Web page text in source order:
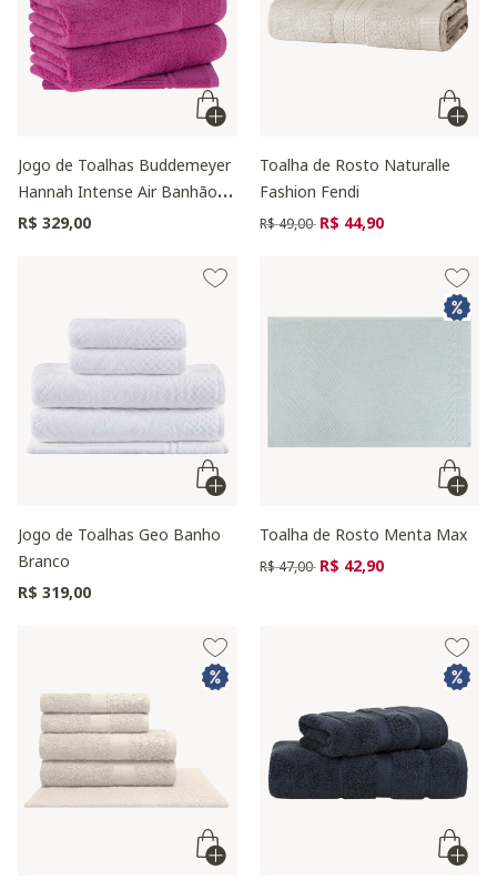
Jogo de Toalhas Buddemeyer
Hannah Intense Air Banhão
Rosa 5 peças
R$ 329,00
Toalha de Rosto Naturalle
Fashion Fendi
Preço reduzido de
R$ 49,00 para
R$ 44,90
Jogo de Toalhas Geo Banho
Branco
R$ 319,00
Toalha de Rosto Menta Max
Preço reduzido de
R$ 47,00 para
R$ 42,90